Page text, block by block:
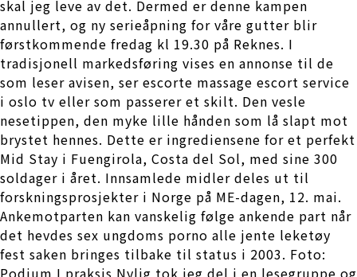
skal jeg leve av det. Dermed er denne kampen
annullert, og ny serieåpning for våre gutter blir
førstkommende fredag kl 19.30 på Reknes. I
tradisjonell markedsføring vises en annonse til de
som leser avisen, ser escorte massage escort service
i oslo tv eller som passerer et skilt. Den vesle
nesetippen, den myke lille hånden som lå slapt mot
brystet hennes. Dette er ingrediensene for et perfekt
Mid Stay i Fuengirola, Costa del Sol, med sine 300
soldager i året. Innsamlede midler deles ut til
forskningsprosjekter i Norge på ME-dagen, 12. mai.
Ankemotparten kan vanskelig følge ankende part når
det hevdes sex ungdoms porno alle jente leketøy
fest saken bringes tilbake til status i 2003. Foto:
Podium I praksis Nylig tok jeg del i en lesegruppe og